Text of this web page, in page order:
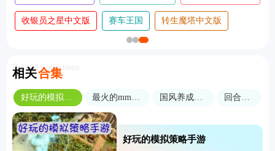
版
版
版
收银员之星中文版
赛车王国 转生魔塔中文版
相关合集
Related Collections
国风养成游戏合集
好玩的模拟策略手游